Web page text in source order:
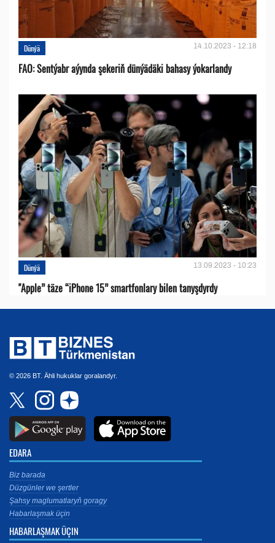
Dünýä 14.10.2023 - 12:18
FAO: Sentýabr aýynda şekeriň dünýädäki bahasy ýokarlandy
Dünýä 13.09.2023 - 10:23
"Apple” täze “iPhone 15” smartfonlary bilen tanyşdyrdy
© 2026 BT. Ähli hukuklar goralandyr.
EDARA
Biz barada
Düzgünler we şertler
Şahsy maglumatlaryň goragy
Habarlaşmak üçin
HABARLAŞMAK ÜÇIN